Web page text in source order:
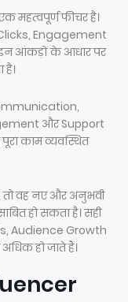
महत्वपूर्ण फीचर है।
Engagement
आंकड़ों के आधार पर
है।
और Support
काम व्यवस्थित
तो वह नए और अनुभवी
हो सकता है। सही
Audience Growth
हो जाते हैं।